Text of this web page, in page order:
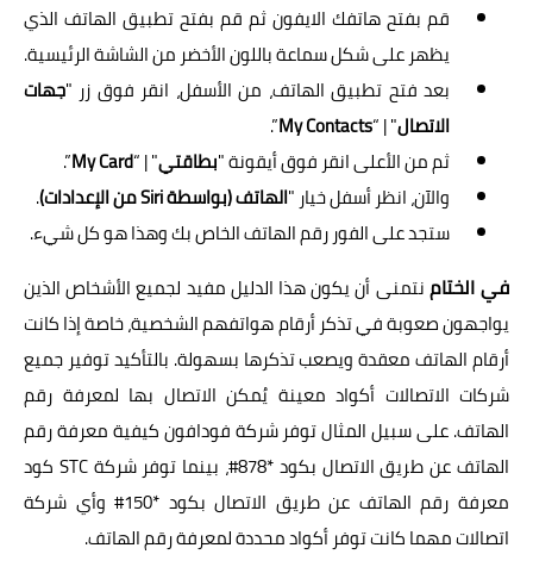
قم بفتح هاتفك الايفون ثم قم بفتح تطبيق الهاتف الذي
يظهر على شكل سماعة باللون الأخضر من الشاشة الرئيسية.
بعد فتح تطبيق الهاتف، من الأسفل، انقر فوق زر "جهات
الاتصال" | “
My Contacts
”.
ثم من الأعلى انقر فوق أيقونة "بطاقتي" | “
My Card
”.
والآن، انظر أسفل خيار "الهاتف (بواسطة Siri من الإعدادات)
.
ستجد على الفور رقم الهاتف الخاص بك وهذا هو كل شيء.
في الختامنتمنى أن يكون هذا الدليل مفيد لجميع الأشخاص الذين
يواجهون صعوبة في تذكر أرقام هواتفهم الشخصية، خاصة إذا كانت
أرقام الهاتف معقدة ويصعب تذكرها بسهولة. بالتأكيد توفير جميع
شركات الاتصالات أكواد معينة يُمكن الاتصال بها لمعرفة رقم
الهاتف. على سبيل المثال توفر شركة فودافون كيفية معرفة رقم
الهاتف عن طريق الاتصال بكود *878#، بينما توفر شركة STC كود
معرفة رقم الهاتف عن طريق الاتصال بكود *150# وأي شركة
اتصالات مهما كانت توفر أكواد محددة لمعرفة رقم الهاتف.